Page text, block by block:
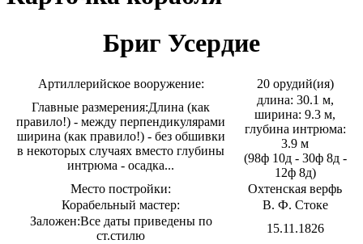
Бриг Усердие
Артиллерийское вооружение:
20 орудий(ия)
Главные размерения:Длина (как
правило!) - между перпендикулярами
ширина (как правило!) - без обшивки
в некоторых случаях вместо глубины
интрюма - осадка...
длина: 30.1 м,
ширина: 9.3 м,
глубина интрюма:
3.9 м
(98ф 10д - 30ф 8д -
12ф 8д)
Место постройки:
Охтенская верфь
Корабельный мастер:
В. Ф. Стоке
Заложен:Все даты приведены по
ст.стилю
15.11.1826